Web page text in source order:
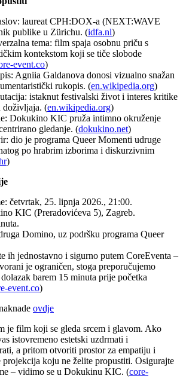
laureat CPH:DOX-a (NEXT:WAVE
publike u Zürichu. (idfa.nl)
tema: film spaja osobnu priču s
kontekstom koji se tiče slobode
event.co)
Agniia Galdanova donosi vizualno snažan
rukopis. (en.wikipedia.org)
istaknut festivalski život i interes kritike
doživljaja. (en.wikipedia.org)
Dokukino KIC pruža intimno okruženje
gledanje. (dokukino.net)
dio je programa Queer Momenti udruge
po hrabrim izborima i diskurzivnim
)
četvrtak, 25. lipnja 2026., 21:00.
KIC (Preradovićeva 5), Zagreb.
Domino, uz podršku programa Queer
ih jednostavno i sigurno putem CoreEventa –
je ograničen, stoga preporučujemo
barem 15 minuta prije početka
event.co)
ovdje
je film koji se gleda srcem i glavom. Ako
istovremeno estetski uzdrmati i
a pritom otvoriti prostor za empatiju i
koju ne želite propustiti. Osigurajte
– vidimo se u Dokukinu KIC. (core-